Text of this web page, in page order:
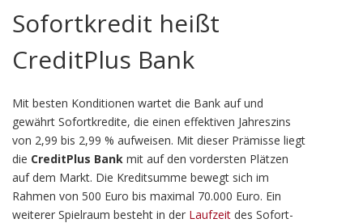
Sofortkredit heißt
CreditPlus Bank
Mit besten Konditionen wartet die Bank auf und
gewährt Sofortkredite, die einen effektiven Jahreszins
von 2,99 bis 2,99 % aufweisen. Mit dieser Prämisse liegt
die CreditPlus Bank mit auf den vordersten Plätzen
auf dem Markt. Die Kreditsumme bewegt sich im
Rahmen von 500 Euro bis maximal 70.000 Euro. Ein
weiterer Spielraum besteht in der Laufzeit des Sofort-